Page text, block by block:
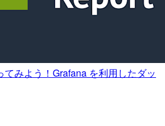
みよう！Grafana を利用したダッ